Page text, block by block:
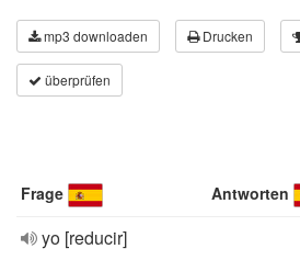
mp3 downloaden Drucken
überprüfen
Frage Antworten
yo [reducir]